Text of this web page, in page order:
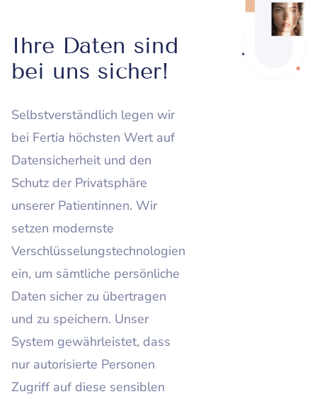
Ihre Daten sind
bei uns sicher!
Selbstverständlich legen wir
bei Fertia höchsten Wert auf
Datensicherheit und den
Schutz der Privatsphäre
unserer Patientinnen. Wir
setzen modernste
Verschlüsselungstechnologien
ein, um sämtliche persönliche
Daten sicher zu übertragen
und zu speichern. Unser
System gewährleistet, dass
nur autorisierte Personen
Zugriff auf diese sensiblen